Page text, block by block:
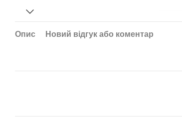
Опис Новий відгук або коментар